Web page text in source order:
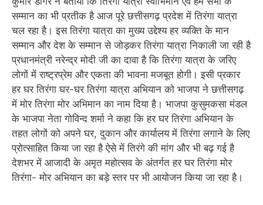
सम्मान का भी प्रतीक है आज पूरे छत्तीसगढ़ प्रदेश में तिरंगा यात्रा
चल रहा है। इस तिरंगा यात्रा का मुख्य उद्देश्य हर व्यक्ति के मान
सम्मान और देश के सम्मान से जोड़कर तिरंगा यात्रा निकाली जा रही है
प्रधानमंत्री नरेन्द्र मोदी जी का दावा है कि तिरंगा यात्रा के जरिए
लोगों में राष्ट्रप्रेम और एकता की भावना मजबूत होगी। इसी प्रकार
हर घर तिरंगा घर-घर तिरंगा यात्रा अभियान को भाजपा ने छत्तीसगढ़
में मोर तिरंगा मोर अभिमान का नाम दिया है। भाजपा कुसुमकसा मंडल
के भाजपा नेता गोविन्द शर्मा ने कहा कि हर घर तिरंगा अभियान के
तहत लोगों को अपने घर, दुकान और कार्यालय में तिरंगा लगाने के लिए
प्रोत्साहित किया जा रहा है ऐसे में तिरंगे की मांग और भी बढ़ गई है
देशभर में आजादी के अमृत महोत्सव के अंतर्गत हर घर तिरंगा मोर
तिरंगा- मोर अभियान का बड़े स्तर पर भी आयोजन किया जा रहा है।